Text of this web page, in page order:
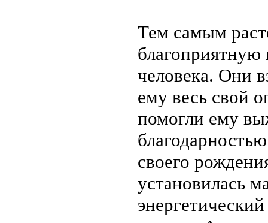
Тем самым
благоприятную
человека. Они
ему весь свой
помогли ему
своего
установилась